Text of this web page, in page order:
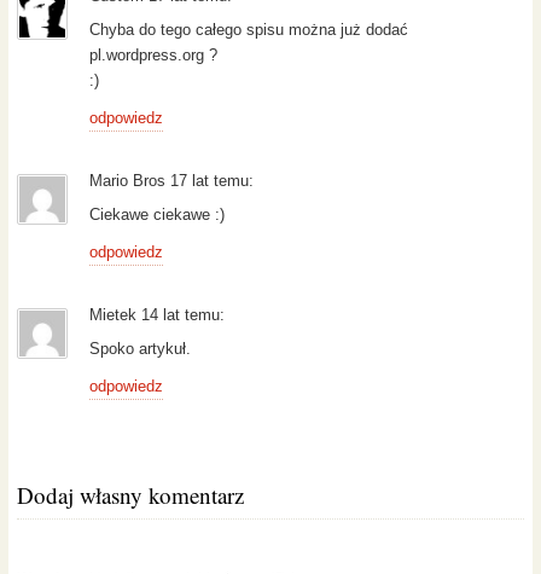
Chyba do tego całego spisu można już dodać
pl.wordpress.org ?
:)
odpowiedz
Mario Bros 17 lat temu:
Ciekawe ciekawe :)
odpowiedz
Mietek 14 lat temu:
Spoko artykuł.
odpowiedz
Dodaj własny komentarz